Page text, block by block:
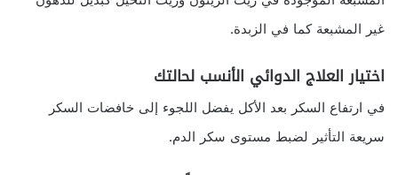
غير المشبعة كما في الزبدة.
اختيار العلاج الدوائي الأنسب لحالتك
في ارتفاع السكر بعد الأكل يفضل اللجوء إلى خافضات السكر
سريعة التأثير لضبط مستوى سكر الدم.